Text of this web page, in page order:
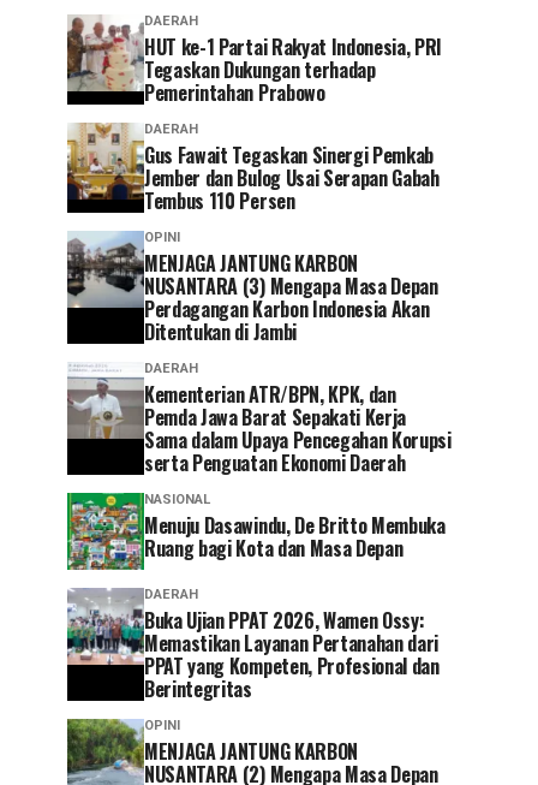
DAERAH
HUT ke-1 Partai Rakyat Indonesia, PRI
Tegaskan Dukungan terhadap
Pemerintahan Prabowo
DAERAH
Gus Fawait Tegaskan Sinergi Pemkab
Jember dan Bulog Usai Serapan Gabah
Tembus 110 Persen
OPINI
MENJAGA JANTUNG KARBON
NUSANTARA (3) Mengapa Masa Depan
Perdagangan Karbon Indonesia Akan
Ditentukan di Jambi
DAERAH
Kementerian ATR/BPN, KPK, dan
Pemda Jawa Barat Sepakati Kerja
Sama dalam Upaya Pencegahan Korupsi
serta Penguatan Ekonomi Daerah
NASIONAL
Menuju Dasawindu, De Britto Membuka
Ruang bagi Kota dan Masa Depan
DAERAH
Buka Ujian PPAT 2026, Wamen Ossy:
Memastikan Layanan Pertanahan dari
PPAT yang Kompeten, Profesional dan
Berintegritas
OPINI
MENJAGA JANTUNG KARBON
NUSANTARA (2) Mengapa Masa Depan